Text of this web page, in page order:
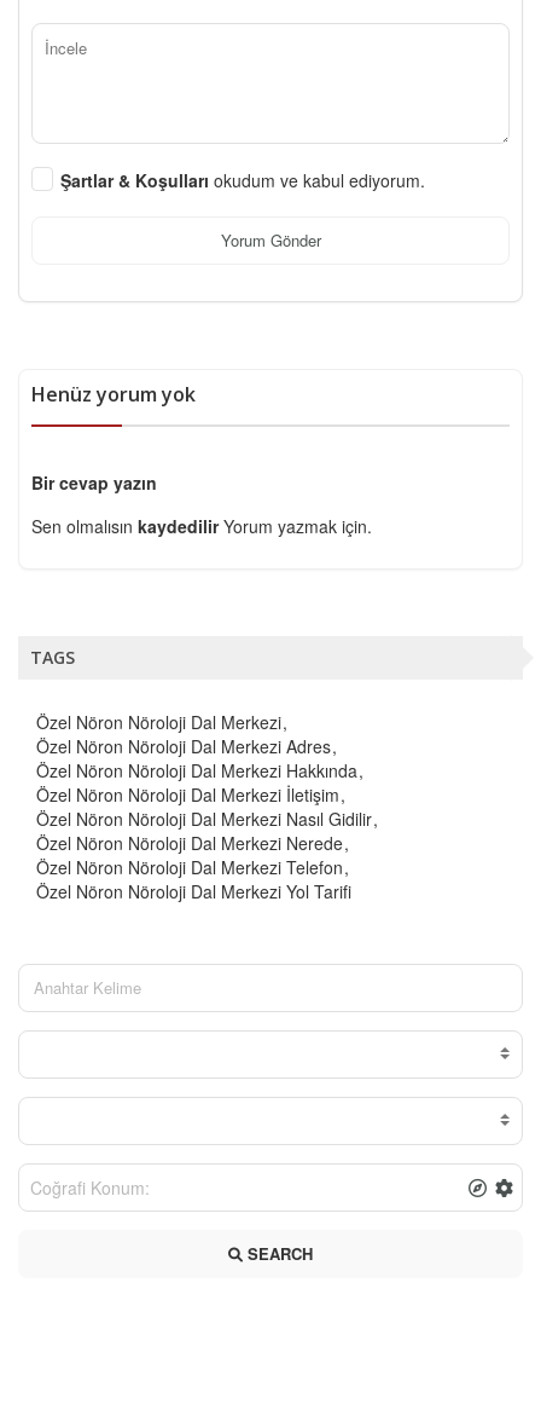
Şartlar & Koşulları okudum ve kabul ediyorum.
Yorum Gönder
Henüz yorum yok
Bir cevap yazın
Sen olmalısın kaydedilirYorum yazmak için.
TAGS
Özel Nöron Nöroloji Dal Merkezi
Özel Nöron Nöroloji Dal Merkezi Adres
Özel Nöron Nöroloji Dal Merkezi Hakkında
Özel Nöron Nöroloji Dal Merkezi İletişim
Özel Nöron Nöroloji Dal Merkezi Nasıl Gidilir
Özel Nöron Nöroloji Dal Merkezi Nerede
Özel Nöron Nöroloji Dal Merkezi Telefon
Özel Nöron Nöroloji Dal Merkezi Yol Tarifi
SEARCH